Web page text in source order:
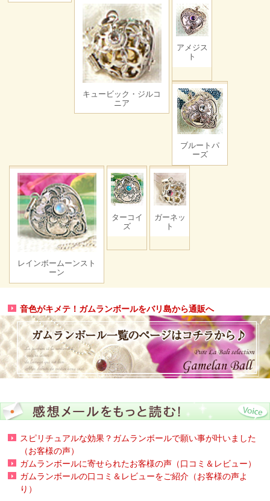
キュービック・ジルコ
ニア
アメジス
ト
ブルートパ
ーズ
レインボームーンスト
ーン
ターコイ
ズ
ガーネッ
ト
音色がキメテ！ガムランボールをバリ島から通販へ
スピリチュアルな効果？ガムランボールで願い事が叶いました
（お客様の声）
ガムランボールに寄せられたお客様の声（口コミ＆レビュー）
ガムランボールの口コミ＆レビューをご紹介（お客様の声よ
り）